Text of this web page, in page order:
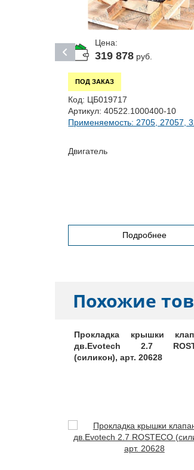
Цена:
319 878 руб.
ПОД ЗАКАЗ
Код: ЦБ019717
Артикул: 40522.1000400-10
Применяемость: 2705, 27057,
Двигатель
Подробнее
Похожие
Прокладка крышки
дв.Evotech 2.7
(силикон), арт. 20628